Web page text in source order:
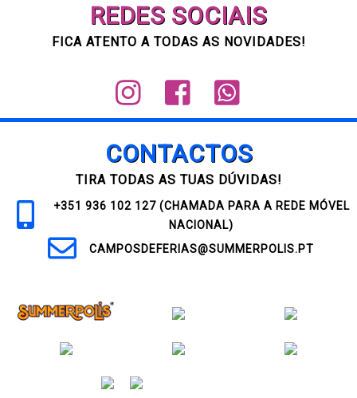
REDES SOCIAIS
FICA ATENTO A TODAS AS NOVIDADES!
Label Label Label
CONTACTOS
TIRA TODAS AS TUAS DÚVIDAS!
+351 936 102 127 (CHAMADA PARA A REDE MÓVEL
NACIONAL)
CAMPOSDEFERIAS@SUMMERPOLIS.PT